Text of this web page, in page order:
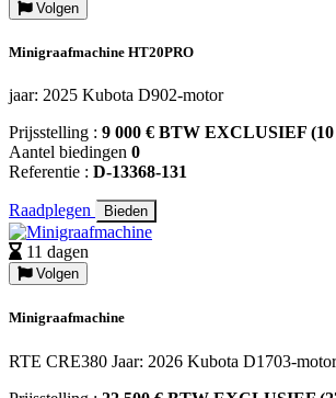
Volgen
Minigraafmachine HT20PRO
jaar: 2025 Kubota D902-motor
Prijsstelling : 9 000 € BTW EXCLUSIEF
Aantel biedingen 0
Referentie : D-13368-131
Raadplegen Bieden
11 dagen
Volgen
Minigraafmachine
RTE CRE380 Jaar: 2026 Kubota D1703-